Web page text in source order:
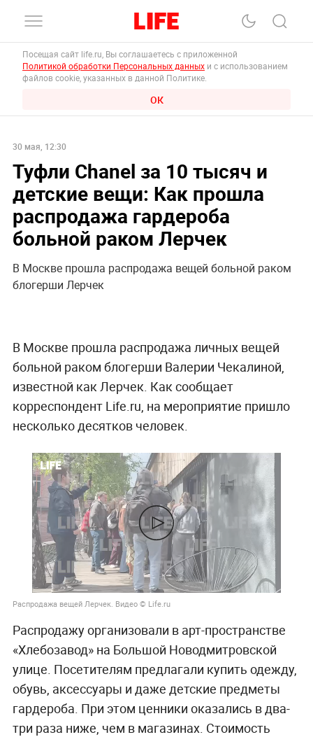
Посещая сайт life.ru, Вы соглашаетесь с приложенной
Политикой обработки Персональных данных и с использованием
файлов cookie, указанных в данной Политике.
ОК
30 мая, 12:30
Туфли Chanel за 10 тысяч и
детские вещи: Как прошла
распродажа гардероба
больной раком Лерчек
В Москве прошла распродажа вещей больной раком
блогерши Лерчек
В Москве прошла распродажа личных вещей
больной раком блогерши Валерии Чекалиной,
известной как Лерчек. Как сообщает
корреспондент Life.ru, на мероприятие пришло
несколько десятков человек.
Распродажа вещей Лерчек. Видео © Life.ru
Распродажу организовали в арт-пространстве
«Хлебозавод» на Большой Новодмитровской
улице. Посетителям предлагали купить одежду,
обувь, аксессуары и даже детские предметы
гардероба. При этом ценники оказались в два-
три раза ниже, чем в магазинах. Стоимость